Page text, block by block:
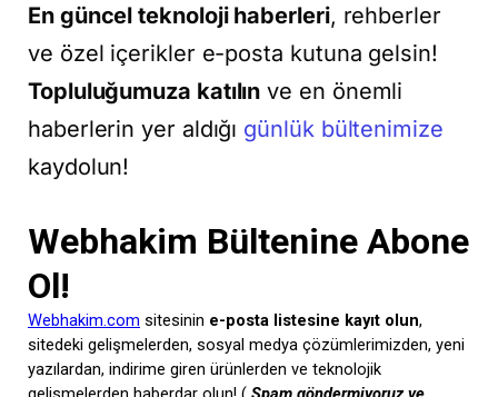
En güncel teknoloji haberleri, rehberler
ve özel içerikler e-posta kutuna gelsin!
Topluluğumuza katılın ve en önemli
haberlerin yer aldığı günlük bültenimize
kaydolun!